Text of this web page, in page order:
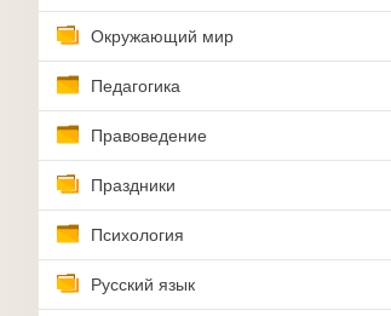
Окружающий мир
Педагогика
Правоведение
Праздники
Психология
Русский язык